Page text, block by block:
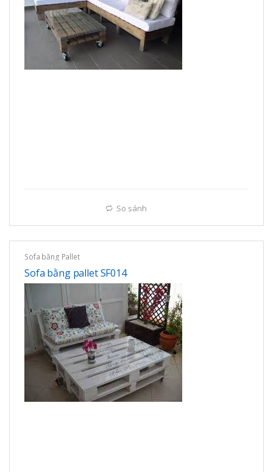
So sánh
Sofa bằng Pallet
Sofa bằng pallet SF014